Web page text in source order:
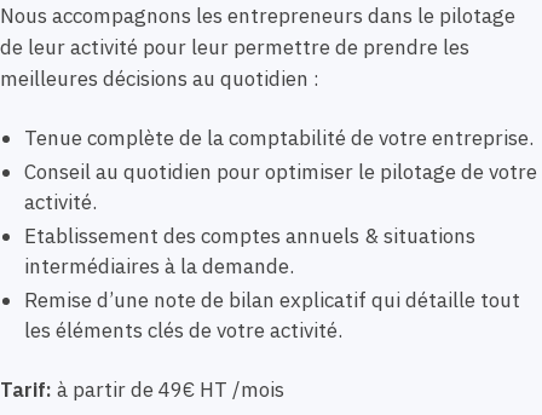
Nous accompagnons les entrepreneurs dans le pilotage
de leur activité pour leur permettre de prendre les
meilleures décisions au quotidien :
Tenue complète de la comptabilité de votre entreprise.
Conseil au quotidien pour optimiser le pilotage de votre
activité.
Etablissement des comptes annuels & situations
intermédiaires à la demande.
Remise d’une note de bilan explicatif qui détaille tout
les éléments clés de votre activité.
Tarif: à partir de 49€ HT /mois